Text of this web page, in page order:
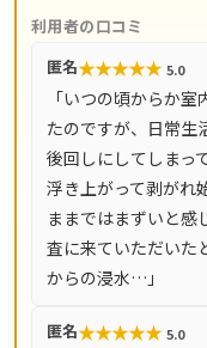
金目安を明示してい
現地調査・お見積
料。電話受付は8時
でき、最短即日で駆
県・京都府・奈良県
ています。
利用者の口コミ
匿名★★★★★ 5.0
「いつの頃からか
たのですが、日常生
後回しにしてしまっ
浮き上がって剥がれ
ままではまずいと感
査に来ていただいた
からの浸水…」
匿名★★★★★ 5.0